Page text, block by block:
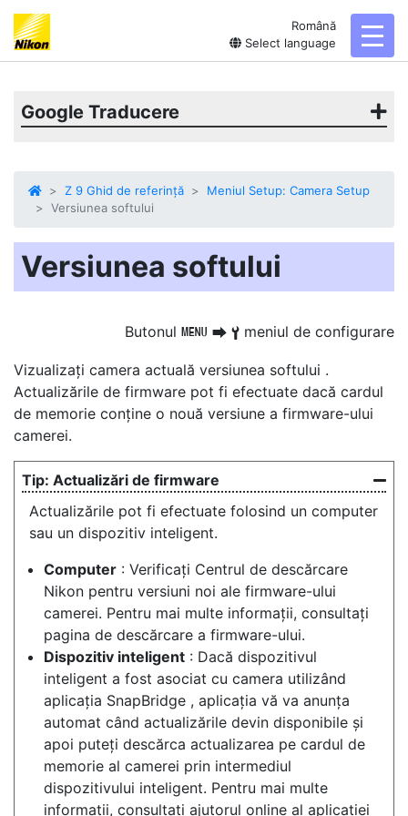
Română
Select language
Google Traducere
Z 9 Ghid de referință
Meniul Setup: Camera Setup
Versiunea softului
Versiunea softului
Butonul G U B meniul de configurare
Vizualizați camera actuală versiunea softului .
Actualizările de firmware pot fi efectuate dacă cardul
de memorie conține o nouă versiune a firmware-ului
camerei.
Actualizări de firmware
Actualizările pot fi efectuate folosind un computer
sau un dispozitiv inteligent.
Computer : Verificați Centrul de descărcare
Nikon pentru versiuni noi ale firmware-ului
camerei. Pentru mai multe informații, consultați
pagina de descărcare a firmware-ului.
Dispozitiv inteligent : Dacă dispozitivul
inteligent a fost asociat cu camera utilizând
aplicația SnapBridge , aplicația vă va anunța
automat când actualizările devin disponibile și
apoi puteți descărca actualizarea pe cardul de
memorie al camerei prin intermediul
dispozitivului inteligent. Pentru mai multe
informații, consultați ajutorul online al aplicației